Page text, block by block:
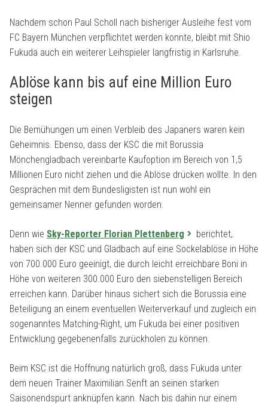
Nachdem schon Paul Scholl nach bisheriger Ausleihe fest vom
FC Bayern München verpflichtet werden konnte, bleibt mit Shio
Fukuda auch ein weiterer Leihspieler langfristig in Karlsruhe.
Ablöse kann bis auf eine Million Euro
steigen
Die Bemühungen um einen Verbleib des Japaners waren kein
Geheimnis. Ebenso, dass der KSC die mit Borussia
Mönchengladbach vereinbarte Kaufoption im Bereich von 1,5
Millionen Euro nicht ziehen und die Ablöse drücken wollte. In den
Gesprächen mit dem Bundesligisten ist nun wohl ein
gemeinsamer Nenner gefunden worden.
Denn wie Sky-Reporter Florian Plettenberg
berichtet,
haben sich der KSC und Gladbach auf eine Sockelablöse in Höhe
von 700.000 Euro geeinigt, die durch leicht erreichbare Boni in
Höhe von weiteren 300.000 Euro den siebenstelligen Bereich
erreichen kann. Darüber hinaus sichert sich die Borussia eine
Beteiligung an einem eventuellen Weiterverkauf und zugleich ein
sogenanntes Matching-Right, um Fukuda bei einer positiven
Entwicklung gegebenenfalls zurückholen zu können.
Beim KSC ist die Hoffnung natürlich groß, dass Fukuda unter
dem neuen Trainer Maximilian Senft an seinen starken
Saisonendspurt anknüpfen kann. Nach bis dahin nur einem